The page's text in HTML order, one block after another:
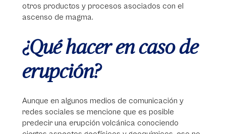
otros productos y procesos asociados con el
ascenso de magma.
¿Qué hacer en caso de
erupción?
Aunque en algunos medios de comunicación y
redes sociales se mencione que es posible
predecir una erupción volcánica conociendo